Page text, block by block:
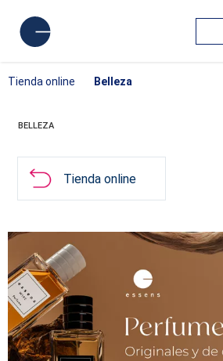
Tienda online Belleza
BELLEZA
Tienda online